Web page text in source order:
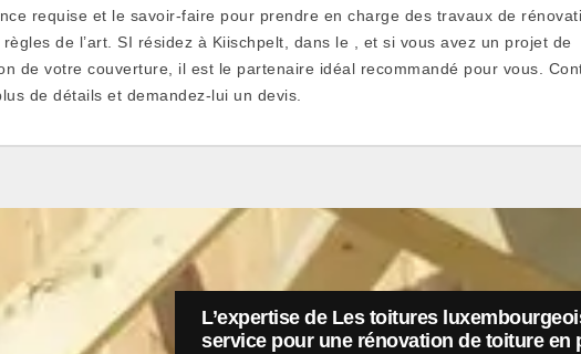
requise et le savoir-faire pour prendre en charge des travaux de
de l’art. SI résidez à Kiischpelt, dans le , et si vous avez un projet de
de votre couverture, il est le partenaire idéal recommandé pour vous.
de détails et demandez-lui un devis.
L’expertise de Les toitures
service pour une rénovation de toiture en